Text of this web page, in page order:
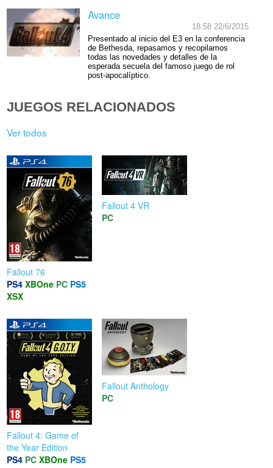
Avance
18:58 22/6/2015
Presentado al inicio del E3 en la conferencia
de Bethesda, repasamos y recopilamos
todas las novedades y detalles de la
esperada secuela del famoso juego de rol
post-apocalíptico.
JUEGOS RELACIONADOS
Ver todos
Fallout 76
PS4 XBOne PC PS5
XSX
Fallout 4 VR
PC
Fallout 4: Game of
the Year Edition
PS4 PC XBOne PS5
Fallout Anthology
PC